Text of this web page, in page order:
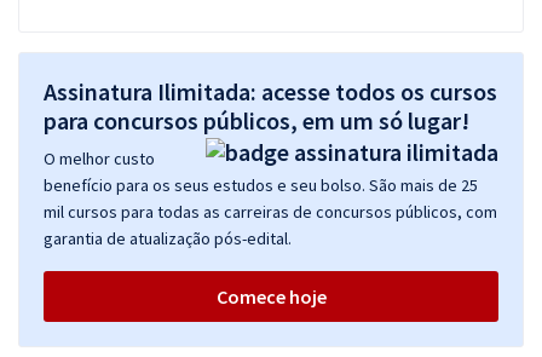
Assinatura Ilimitada: acesse todos os cursos
para concursos públicos, em um só lugar!
O melhor custo
benefício para os seus estudos e seu bolso. São mais de 25
mil cursos para todas as carreiras de concursos públicos, com
garantia de atualização pós-edital.
Comece hoje